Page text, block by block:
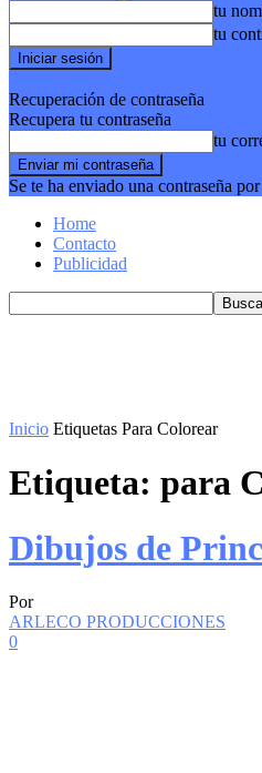
tu
tu
Recuperación de contraseña
Recupera tu contraseña
tu
Se te ha enviado una contraseña
Home
Contacto
Publicidad
Inicio Etiquetas Para Colorear
Etiqueta: para
Dibujos de
Por
ARLECO PRODUCCIONES
0